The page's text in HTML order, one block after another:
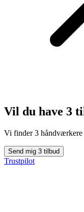
Vil du have 3
Vi finder 3
Send mig 3 tilbud
Trustpilot